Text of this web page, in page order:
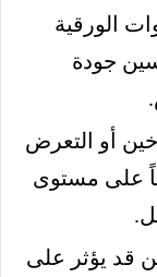
الورقية
جودة
أو التعرض
على مستوى
قد يؤثر على